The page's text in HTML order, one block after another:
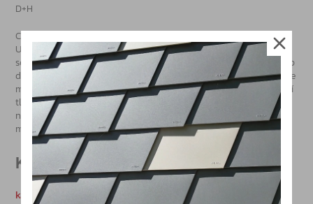
D+H
Centrální jednotka pro ovládání systémů přirozeného větrání.
Umožňuje ovládání pohonů 24 V DC. Obsluhuje jednu větrací
soustavu s maximálním celkovým příkonem pohonů 1 A. Má vstup
do vnějšího ovládání, např. časového spínače. Obsluha pohonů je
možná s funkcí TMS (synchronizace pohonů). Ovládání je pomocí
tlačítek pro větrání nebo vnějších zařízení. Nabízí možnost
napojení snímače deště a rychlosti větru/deště bez dodatečných
modulů. Montáž na stěnu.
Katalogy
katalog produktů D+H partners / CZ